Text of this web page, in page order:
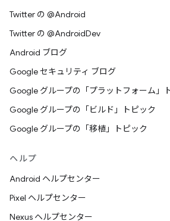
Twitter の @Android
Twitter の @AndroidDev
Android ブログ
Google セキュリティ ブログ
Google グループの「プラットフォーム」
Google グループの「ビルド」トピック
Google グループの「移植」トピック
ヘルプ
Android ヘルプセンター
Pixel ヘルプセンター
Nexus ヘルプセンター